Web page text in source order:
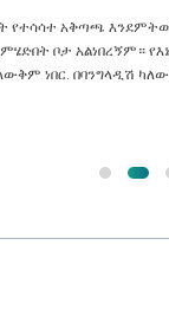
የተሳሳተ አቅጣጫ
ቦታ አልነበረኝም።
ነበር. በባንግላዲሽ